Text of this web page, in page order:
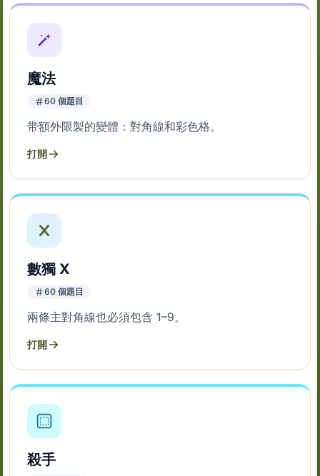
魔法
60 個題目
带額外限製的變體：對角線和彩色格。
打開
數獨 X
60 個題目
兩條主對角線也必須包含 1–9。
打開
殺手